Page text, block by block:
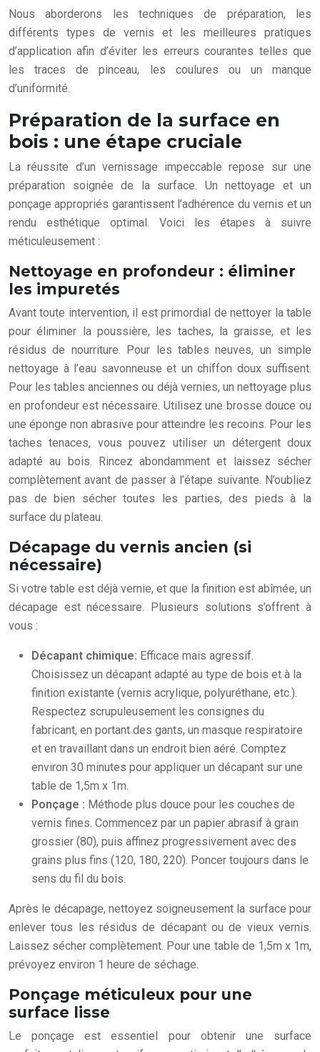
Nous aborderons les techniques de préparation, les
différents types de vernis et les meilleures pratiques
d’application afin d’éviter les erreurs courantes telles que
les traces de pinceau, les coulures ou un manque
d’uniformité.
Préparation de la surface en
bois : une étape cruciale
La réussite d’un vernissage impeccable repose sur une
préparation soignée de la surface. Un nettoyage et un
ponçage appropriés garantissent l’adhérence du vernis et un
rendu esthétique optimal. Voici les étapes à suivre
méticuleusement :
Nettoyage en profondeur : éliminer
les impuretés
Avant toute intervention, il est primordial de nettoyer la table
pour éliminer la poussière, les taches, la graisse, et les
résidus de nourriture. Pour les tables neuves, un simple
nettoyage à l’eau savonneuse et un chiffon doux suffisent.
Pour les tables anciennes ou déjà vernies, un nettoyage plus
en profondeur est nécessaire. Utilisez une brosse douce ou
une éponge non abrasive pour atteindre les recoins. Pour les
taches tenaces, vous pouvez utiliser un détergent doux
adapté au bois. Rincez abondamment et laissez sécher
complètement avant de passer à l’étape suivante. N’oubliez
pas de bien sécher toutes les parties, des pieds à la
surface du plateau.
Décapage du vernis ancien (si
nécessaire)
Si votre table est déjà vernie, et que la finition est abîmée, un
décapage est nécessaire. Plusieurs solutions s’offrent à
vous :
Décapant chimique: Efficace mais agressif.
Choisissez un décapant adapté au type de bois et à la
finition existante (vernis acrylique, polyuréthane, etc.).
Respectez scrupuleusement les consignes du
fabricant, en portant des gants, un masque respiratoire
et en travaillant dans un endroit bien aéré. Comptez
environ 30 minutes pour appliquer un décapant sur une
table de 1,5m x 1m.
Ponçage : Méthode plus douce pour les couches de
vernis fines. Commencez par un papier abrasif à grain
grossier (80), puis affinez progressivement avec des
grains plus fins (120, 180, 220). Poncer toujours dans le
sens du fil du bois.
Après le décapage, nettoyez soigneusement la surface pour
enlever tous les résidus de décapant ou de vieux vernis.
Laissez sécher complètement. Pour une table de 1,5m x 1m,
prévoyez environ 1 heure de séchage.
Ponçage méticuleux pour une
surface lisse
Le ponçage est essentiel pour obtenir une surface